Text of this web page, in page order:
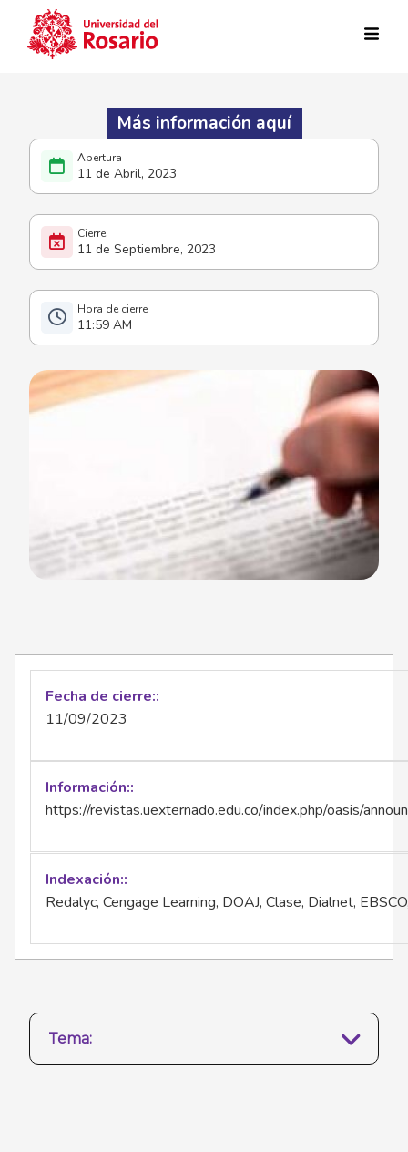
11 de Abril, 2023
11 de Septiembre, 2023
11:59 AM
Más información aquí
Fecha de cierre:
11/09/2023
Información:
https://revistas.uexternado.edu.co/index.php/oasis/
Indexación:
Redalyc, Cengage Learning, DOAJ, Clase, Dialnet,
Tema: